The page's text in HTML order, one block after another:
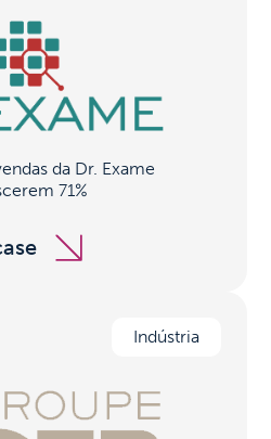
da Dr. Exame
71%
Indústria